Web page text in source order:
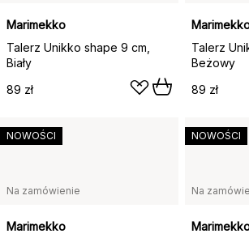
Marimekko
Talerz Unikko shape 9 cm,
Biały
89 zł
Talerz
Beżowy
89 zł
Na zamówienie
Marimekko
NOWOŚCI
Na
NOWOŚCI